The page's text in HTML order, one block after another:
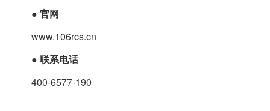
● 官网
www.106rcs.cn
● 联系电话
400-6577-190